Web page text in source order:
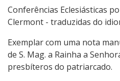
Conferências Eclesiásticas
Clermont - traduzidas do
Exemplar com uma nota
de S. Mag. a Rainha a
presbíteros do patriarcado.